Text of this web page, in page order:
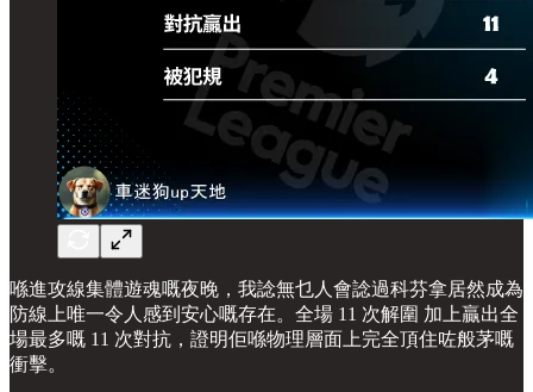
喺進攻線集體遊魂嘅夜晚，我諗無乜人會諗過科芬拿居然成為
防線上唯一令人感到安心嘅存在。全場 11 次解圍 加上贏出全
場最多嘅 11 次對抗，證明佢喺物理層面上完全頂住咗般茅嘅
衝擊。